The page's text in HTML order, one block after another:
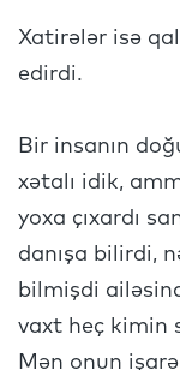
Xatirələr isə
edirdi.
Bir insanın
xətalı idik,
yoxa çıxardı
danışa bilirdi,
bilmişdi
vaxt heç kimin
Mən onun